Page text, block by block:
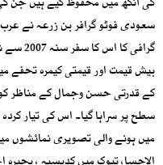
سعودی فوٹو گرافر بن زرعہ نے
گرافی
بیش قیمت اور قیمتی کیمرہ
کے قدرتی حسن وجمال کے مناظر
سطح پر سراہا گیا۔ اس کی تیار
میں ہونے والی تصویری نمائشوں